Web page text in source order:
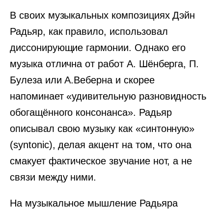
В своих музыкальных композициях Дэйн
Радьяр, как правило, использовал
диссонирующие гармонии. Однако его
музыка отлична от работ А. Шёнберга, П.
Булеза или А.Веберна и скорее
напоминает «удивительную разновидность
обогащённого консонанса». Радьяр
описывал свою музыку как «синтонную»
(syntonic), делая акцент на том, что она
смакует фактическое звучание нот, а не
связи между ними.
На музыкальное мышление Радьяра